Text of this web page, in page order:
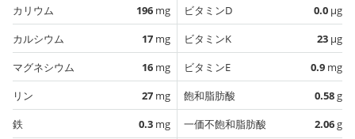
カリウム
196 mg
カルシウム
17 mg
マグネシウム
16 mg
リン
27 mg
鉄
0.3 mg
ビタミンD
0.0 µg
ビタミンK
23 µg
ビタミンE
0.9 mg
飽和脂肪酸
0.58g
一価不飽和脂肪酸
2.06g